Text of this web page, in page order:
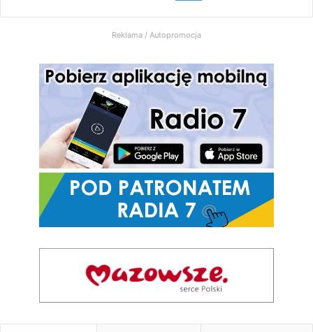
Radio
7
Reklama / Autopromocja